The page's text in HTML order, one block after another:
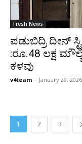
Fresh News
ಪಡುಬಿದ್ರಿ ದೀನ್
:ರೂ.48 ಲಕ್ಷ
ಕಳವು
v4team - January 29, 2026
1 2 3